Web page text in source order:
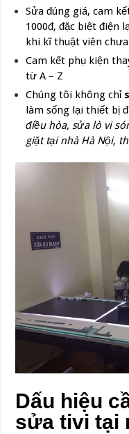
Sửa đúng giá, cam
1000đ, đặc biệt điện
khi kĩ thuật viên
Cam kết phụ kiện
từ A – Z
Chúng tôi không chỉ
làm sống lại thiết bị
điều hòa, sửa lò vi
giặt tại nhà Hà Nội,
Dấu hiệu
sửa tivi tại